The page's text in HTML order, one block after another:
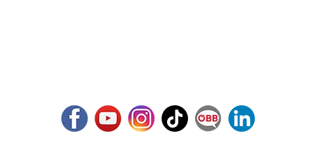
FacebookYoutubeInstagram
TikTok ÖBB Corporate Blog
LinkedIn